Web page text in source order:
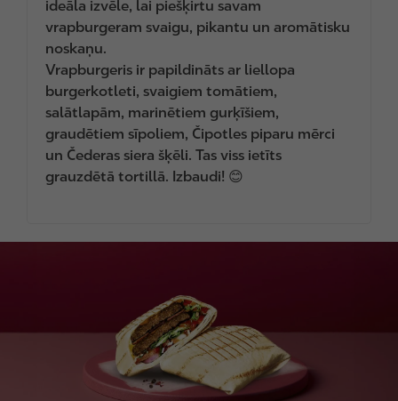
ideāla izvēle, lai piešķirtu savam
vrapburgeram svaigu, pikantu un aromātisku
noskaņu.
Vrapburgeris ir papildināts ar liellopa
burgerkotleti, svaigiem tomātiem,
salātlapām, marinētiem gurķīšiem,
graudētiem sīpoliem, Čipotles piparu mērci
un Čederas siera šķēli. Tas viss ietīts
grauzdētā tortillā. Izbaudi! 😊
e